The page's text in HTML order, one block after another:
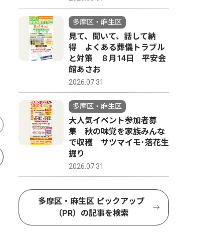
スポーツ
多摩区・麻生区 2026.08.07
麻生アシストクラブ 「節目
の年にタイトルを」 練習場
多摩図
多摩区・麻生区
見て、聞いて、話して納
得 よくある葬儀トラブル
と対策 ８月14日 平安会
館あさお
2026.07.31
多摩区・麻生区
大人気イベント参加者募
集 秋の味覚を家族みんな
で収穫 サツマイモ･落花生
掘り
2026.07.31
多摩区・麻生区 ピックアップ
（PR）の記事を検索